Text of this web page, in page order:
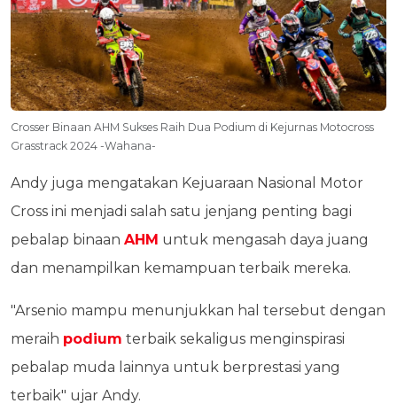
Crosser Binaan AHM Sukses Raih Dua Podium di Kejurnas Motocross
Grasstrack 2024 -Wahana-
Andy juga mengatakan Kejuaraan Nasional Motor
Cross ini menjadi salah satu jenjang penting bagi
pebalap binaan AHM untuk mengasah daya juang
dan menampilkan kemampuan terbaik mereka.
"Arsenio mampu menunjukkan hal tersebut dengan
meraih podium terbaik sekaligus menginspirasi
pebalap muda lainnya untuk berprestasi yang
terbaik" ujar Andy.